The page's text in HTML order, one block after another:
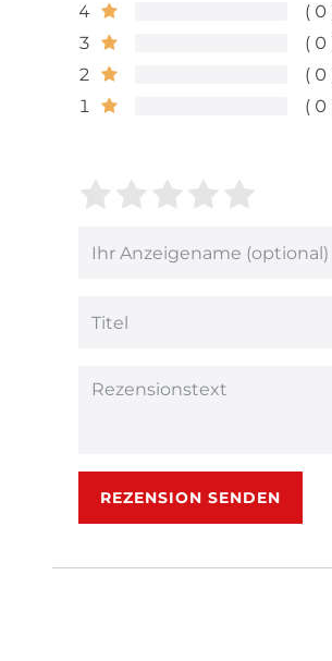
4
0
3
0
2
0
1
0
Bewertungssterne
von
4
von
3
2
von
1
von
Anzeigename
Rezensionstext
REZENSION SENDEN